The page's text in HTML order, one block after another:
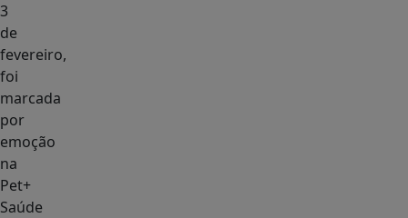
3
de
fevereiro,
foi
marcada
por
emoção
na
Pet+
Saúde